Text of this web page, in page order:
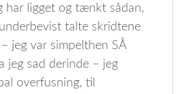
har ligget og tænkt sådan,
talte skridtene
jeg var simpelthen SÅ
jeg sad derinde – jeg
overfusning, til